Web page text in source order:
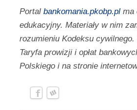
Portal bankomania.pkobp.pl ma
edukacyjny. Materiały w nim
rozumieniu Kodeksu
Taryfa prowizji i opłat
Polskiego i na stronie